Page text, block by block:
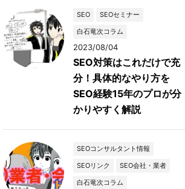
SEO
SEOセミナー
白石竜次コラム
2023/08/04
SEO対策はこれだけで充
分！具体的なやり方を
SEO経験15年のプロが分
かりやすく解説
SEOコンサルタント情報
SEOリンク
SEO会社・業者
白石竜次コラム